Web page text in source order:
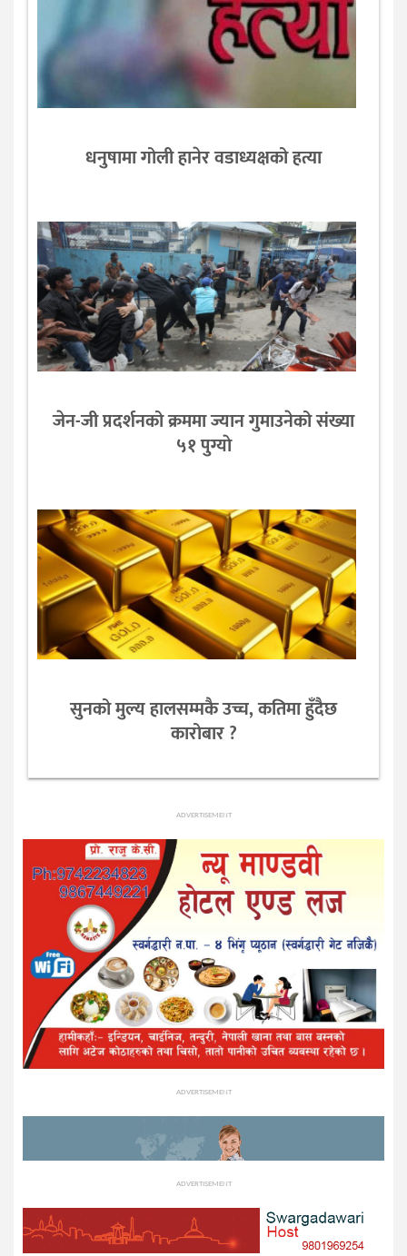
धनुषामा गोली हानेर वडाध्यक्षको हत्या
जेन-जी प्रदर्शनको क्रममा ज्यान गुमाउनेको संख्या
५१ पुग्याे
सुनको मुल्य हालसम्मकै उच्च, कतिमा हुँदैछ
कारोबार ?
ADVERTISEMENT
ADVERTISEMENT
ADVERTISEMENT